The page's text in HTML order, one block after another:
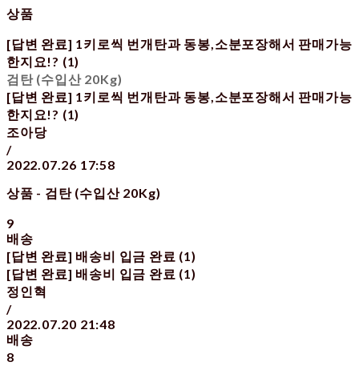
상품
[답변 완료] 1키로씩 번개탄과 동봉,소분포장해서 판매가능
한지요!? (1)
검탄 (수입산 20Kg)
[답변 완료] 1키로씩 번개탄과 동봉,소분포장해서 판매가능
한지요!? (1)
조아당
/
2022.07.26 17:58
상품 - 검탄 (수입산 20Kg)
9
배송
[답변 완료] 배송비 입금 완료 (1)
[답변 완료] 배송비 입금 완료 (1)
정인혁
/
2022.07.20 21:48
배송
8